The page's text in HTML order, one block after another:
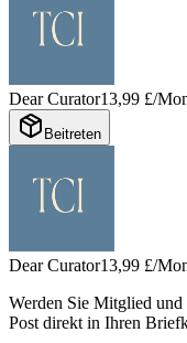
Dear Curator13,99 £/
Beitreten
Dear Curator13,99 £/
Werden Sie Mitglied und
Post direkt in Ihren